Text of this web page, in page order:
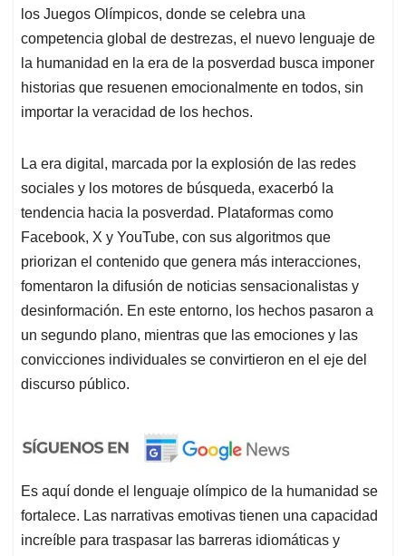
los Juegos Olímpicos, donde se celebra una
competencia global de destrezas, el nuevo lenguaje de
la humanidad en la era de la posverdad busca imponer
historias que resuenen emocionalmente en todos, sin
importar la veracidad de los hechos.
La era digital, marcada por la explosión de las redes
sociales y los motores de búsqueda, exacerbó la
tendencia hacia la posverdad. Plataformas como
Facebook, X y YouTube, con sus algoritmos que
priorizan el contenido que genera más interacciones,
fomentaron la difusión de noticias sensacionalistas y
desinformación. En este entorno, los hechos pasaron a
un segundo plano, mientras que las emociones y las
convicciones individuales se convirtieron en el eje del
discurso público.
Es aquí donde el lenguaje olímpico de la humanidad se
fortalece. Las narrativas emotivas tienen una capacidad
increíble para traspasar las barreras idiomáticas y